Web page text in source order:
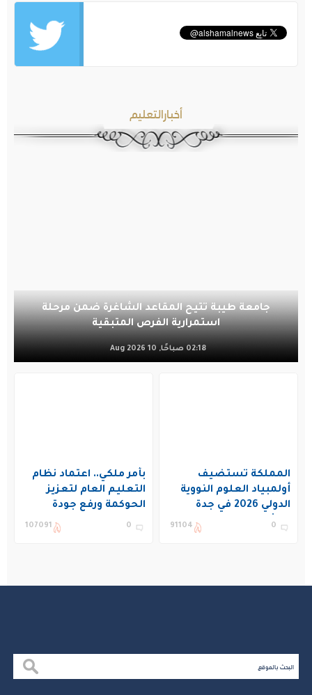
أخبارالتعليم
جامعة طيبة تتيح المقاعد الشاغرة ضمن مرحلة
استمرارية الفرص المتبقية
02:18 صباحًا, 10 Aug 2026
المملكة تستضيف
أولمبياد العلوم النووية
الدولي 2026 في جدة
بمشاركة 19 دولة
0
91104
بأمر ملكي.. اعتماد نظام
التعليم العام لتعزيز
الحوكمة ورفع جودة
التعليم في المملكة
0
107091